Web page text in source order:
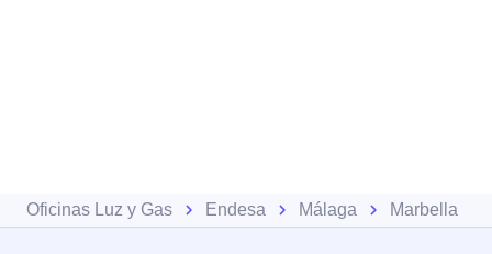
Oficinas Luz y Gas Endesa Málaga Marbella